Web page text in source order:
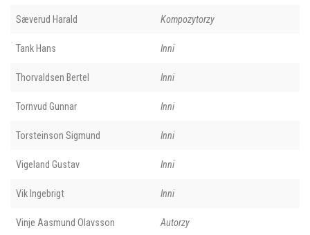
Sæverud Harald Kompozytorzy
Tank Hans Inni
Thorvaldsen Bertel Inni
Tornvud Gunnar Inni
Torsteinson Sigmund Inni
Vigeland Gustav Inni
Vik Ingebrigt Inni
Vinje Aasmund Olavsson Autorzy